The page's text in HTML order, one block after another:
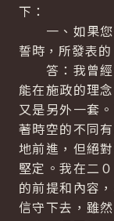
下：
一、如果您
誓時，所發表
答：我曾經
能在施政的理
又是另外一套
著時空的不同
地前進，但絕
堅定。我在二
的前提和內容
信守下去，雖